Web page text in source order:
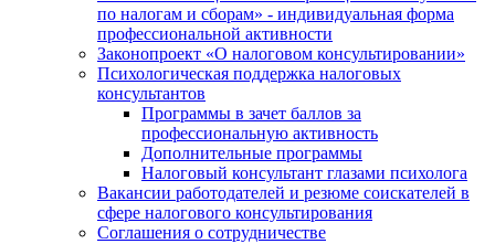
по налогам и сборам» - индивидуальная форма
профессиональной активности
Законопроект «О налоговом консультировании»
Психологическая поддержка налоговых
консультантов
Программы в зачет баллов за
профессиональную активность
Дополнительные программы
Налоговый консультант глазами психолога
Вакансии работодателей и резюме соискателей в
сфере налогового консультирования
Соглашения о сотрудничестве